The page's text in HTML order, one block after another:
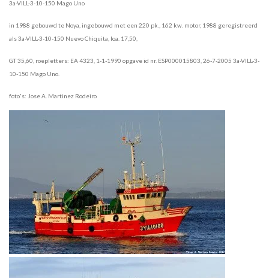
3a-VILL-3-10-150 Mago Uno
in 1988 gebouwd te Noya, ingebouwd met een 220 pk., 162 kw. motor, 1988 geregistreerd
als 3a-VILL-3-10-150 Nuevo Chiquita, loa. 17,50,
GT 35,60, roepletters: EA 4323, 1-1-1990 opgave id nr. ESP000015803, 26-7-2005 3a-VILL-3-
10-150 Mago Uno.
foto's: Jose A. Martinez Rodeiro